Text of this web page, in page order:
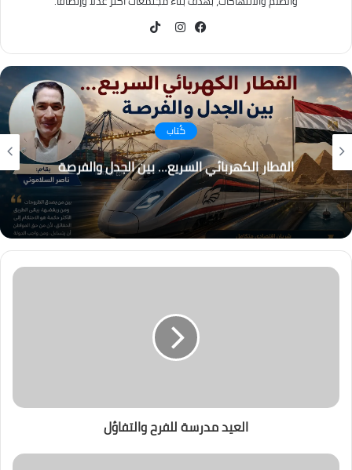
كُتاب
القطار الكهربائي السريع… بين الجدل والفرصة
العيد مدرسة للفرح والتفاؤل